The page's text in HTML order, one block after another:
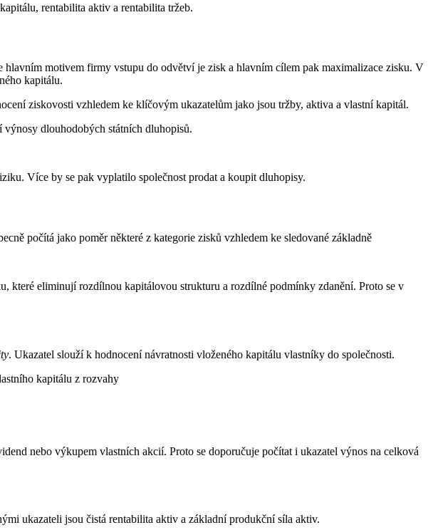
rentabilita aktiv a rentabilita tržeb.
motivem firmy vstupu do odvětví je zisk a hlavním cílem pak maximalizace zisku. V
kapitálu.
ziskovosti vzhledem ke klíčovým ukazatelům jako jsou tržby, aktiva a vlastní kapitál.
dlouhodobých státních dluhopisů.
Více by se pak vyplatilo společnost prodat a koupit dluhopisy.
počítá jako poměr některé z kategorie zisků vzhledem ke sledované základně
které eliminují rozdílnou kapitálovou strukturu a rozdílné podmínky zdanění. Proto se v
. Ukazatel slouží k hodnocení návratnosti vloženého kapitálu vlastníky do společnosti.
kapitálu z rozvahy
nebo výkupem vlastních akcií. Proto se doporučuje počítat i ukazatel výnos na celková
ukazateli jsou čistá rentabilita aktiv a základní produkční síla aktiv.